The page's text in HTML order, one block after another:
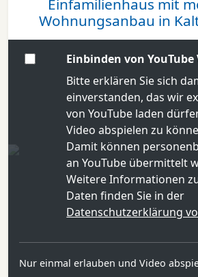
Einfamilienhaus mit
Wohnungsanbau in
Einbinden von
Bitte erklären Sie sich
einverstanden, das wir
von YouTube laden
Video abspielen zu
Damit können
an YouTube übermittelt
Weitere Informationen
Daten finden Sie in der
Datenschutzerklärung
Nur einmal erlauben und Video